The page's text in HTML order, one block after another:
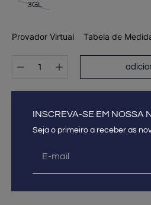
INSCREVA-SE EM NOSSA
3GL
Provador Virtual Tabela de
DESCRIÇÃO E DETALHES DO
GUIA DE MEDIDAS
COMPOSIÇÃO